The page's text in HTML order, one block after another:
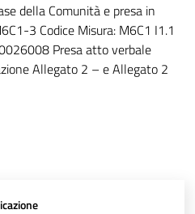
della Comunità e presa in
3 Codice Misura: M6C1 I1.1
Presa atto verbale
Allegato 2 – e Allegato 2